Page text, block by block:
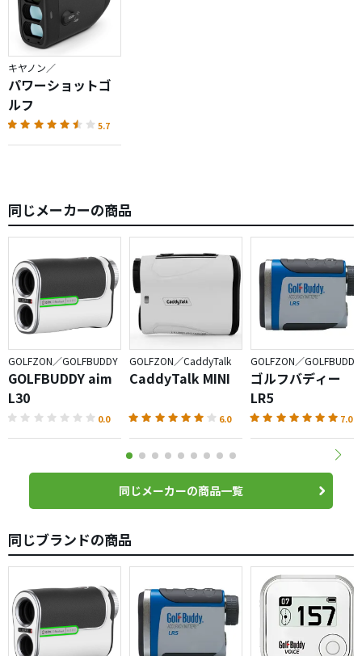
キヤノン／
パワーショットゴ
ルフ
5.7
同じメーカーの商品
GOLFZON／GOLFBUDDY
GOLFBUDDY aim
L30
0.0
GOLFZON／CaddyTalk
CaddyTalk MINI
6.0
GOLFZON／GOLFBUDDY
ゴルフバディー
LR5
7.0
同じメーカーの商品一覧
同じブランドの商品